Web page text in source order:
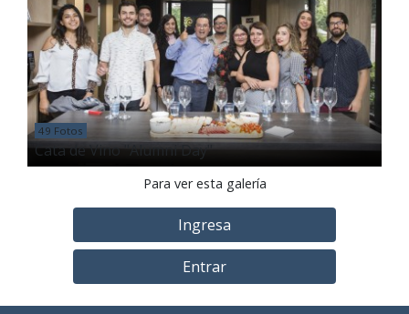
49 Fotos
Cata de Vino "Alumni Day"
Para ver esta galería
Ingresa
Entrar